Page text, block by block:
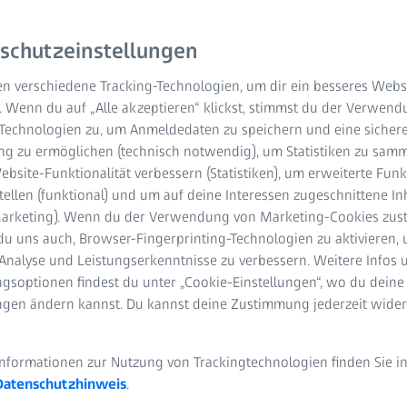
2022 | ZEISS Gruppe
von Liebig-Schule Aalen (JvL) mit vierzehn Mikroskopen des
305. Zum Lieferumfang gehören auch integrierte HD-Streaming-
vernetzten, modernen Unterricht ermöglichen.
am 6. Dezember 2022 brachte Schulleiterin Petra Hudak ihre
ZEISS für die großartige Bereicherung der
auch dem Schuldezernenten des Landratsamts Ostalbkreis,
durch den Schulträger danken.“ Stephan Stoll,
netzwerkfähigen Mikroskope passen wunderbar zum MINT-
verschiedene Tracking-Technologien, um dir ein besseres
Wenn du auf „Alle akzeptieren“ klickst, stimmst du der
zu, um Anmeldedaten zu speichern und eine sichere
zu ermöglichen (technisch notwendig), um Statistiken zu
Funktionalität verbessern (Statistiken), um erweiterte
(funktional) und um auf deine Interessen zugeschnittene
Wenn du der Verwendung von Marketing-Cookies
uns auch, Browser-Fingerprinting-Technologien zu aktivieren,
und Leistungserkenntnisse zu verbessern. Weitere Infos
findest du unter „Cookie-Einstellungen“, wo du deine
ändern kannst. Du kannst deine Zustimmung jederzeit
zur Nutzung von Trackingtechnologien finden Sie in
.